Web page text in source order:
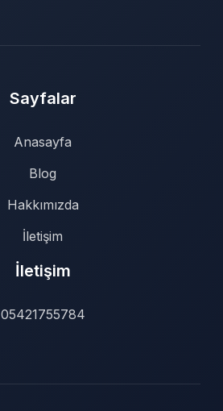
Sayfalar
Anasayfa
Blog
Hakkımızda
İletişim
İletişim
05421755784